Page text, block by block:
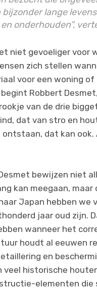
bijzonder lange
onderhouden”,
niet gevoeliger voor
zich stellen
voor een woning
begint Robbert
van de drie
dat van stro en
dat kan
bewijzen niet
kan meegaan,
Japan hebben
jaar oud zijn.
wanneer het
houdt al eeuwen
en
veel historische
elementen die